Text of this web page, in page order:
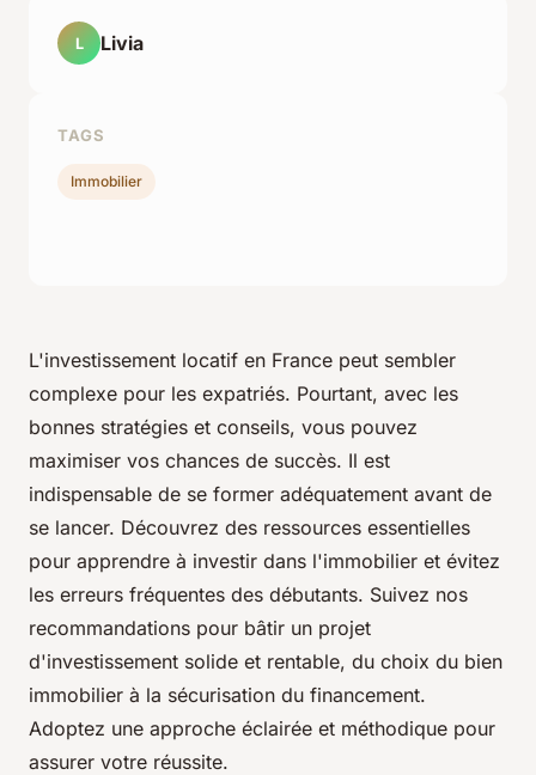
L'investissement locatif en France peut sembler
complexe pour les expatriés. Pourtant, avec les
bonnes stratégies et conseils, vous pouvez
maximiser vos chances de succès. Il est
indispensable de se former adéquatement avant de
se lancer. Découvrez des ressources essentielles
pour apprendre à investir dans l'immobilier et évitez
les erreurs fréquentes des débutants. Suivez nos
recommandations pour bâtir un projet
d'investissement solide et rentable, du choix du bien
immobilier à la sécurisation du financement.
Adoptez une approche éclairée et méthodique pour
assurer votre réussite.
L Livia
TAGS
Immobilier